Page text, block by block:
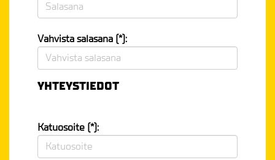
Vahvista salasana (*):
YHTEYSTIEDOT
Katuosoite (*):